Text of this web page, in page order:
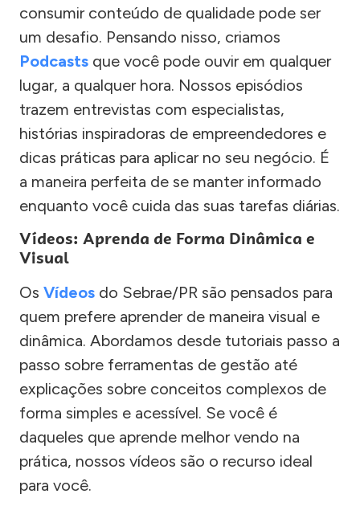
consumir conteúdo de qualidade pode ser
um desafio. Pensando nisso, criamos
Podcasts que você pode ouvir em qualquer
lugar, a qualquer hora. Nossos episódios
trazem entrevistas com especialistas,
histórias inspiradoras de empreendedores e
dicas práticas para aplicar no seu negócio. É
a maneira perfeita de se manter informado
enquanto você cuida das suas tarefas diárias.
Vídeos: Aprenda de Forma Dinâmica e
Visual
Os Vídeos do Sebrae/PR são pensados para
quem prefere aprender de maneira visual e
dinâmica. Abordamos desde tutoriais passo a
passo sobre ferramentas de gestão até
explicações sobre conceitos complexos de
forma simples e acessível. Se você é
daqueles que aprende melhor vendo na
prática, nossos vídeos são o recurso ideal
para você.